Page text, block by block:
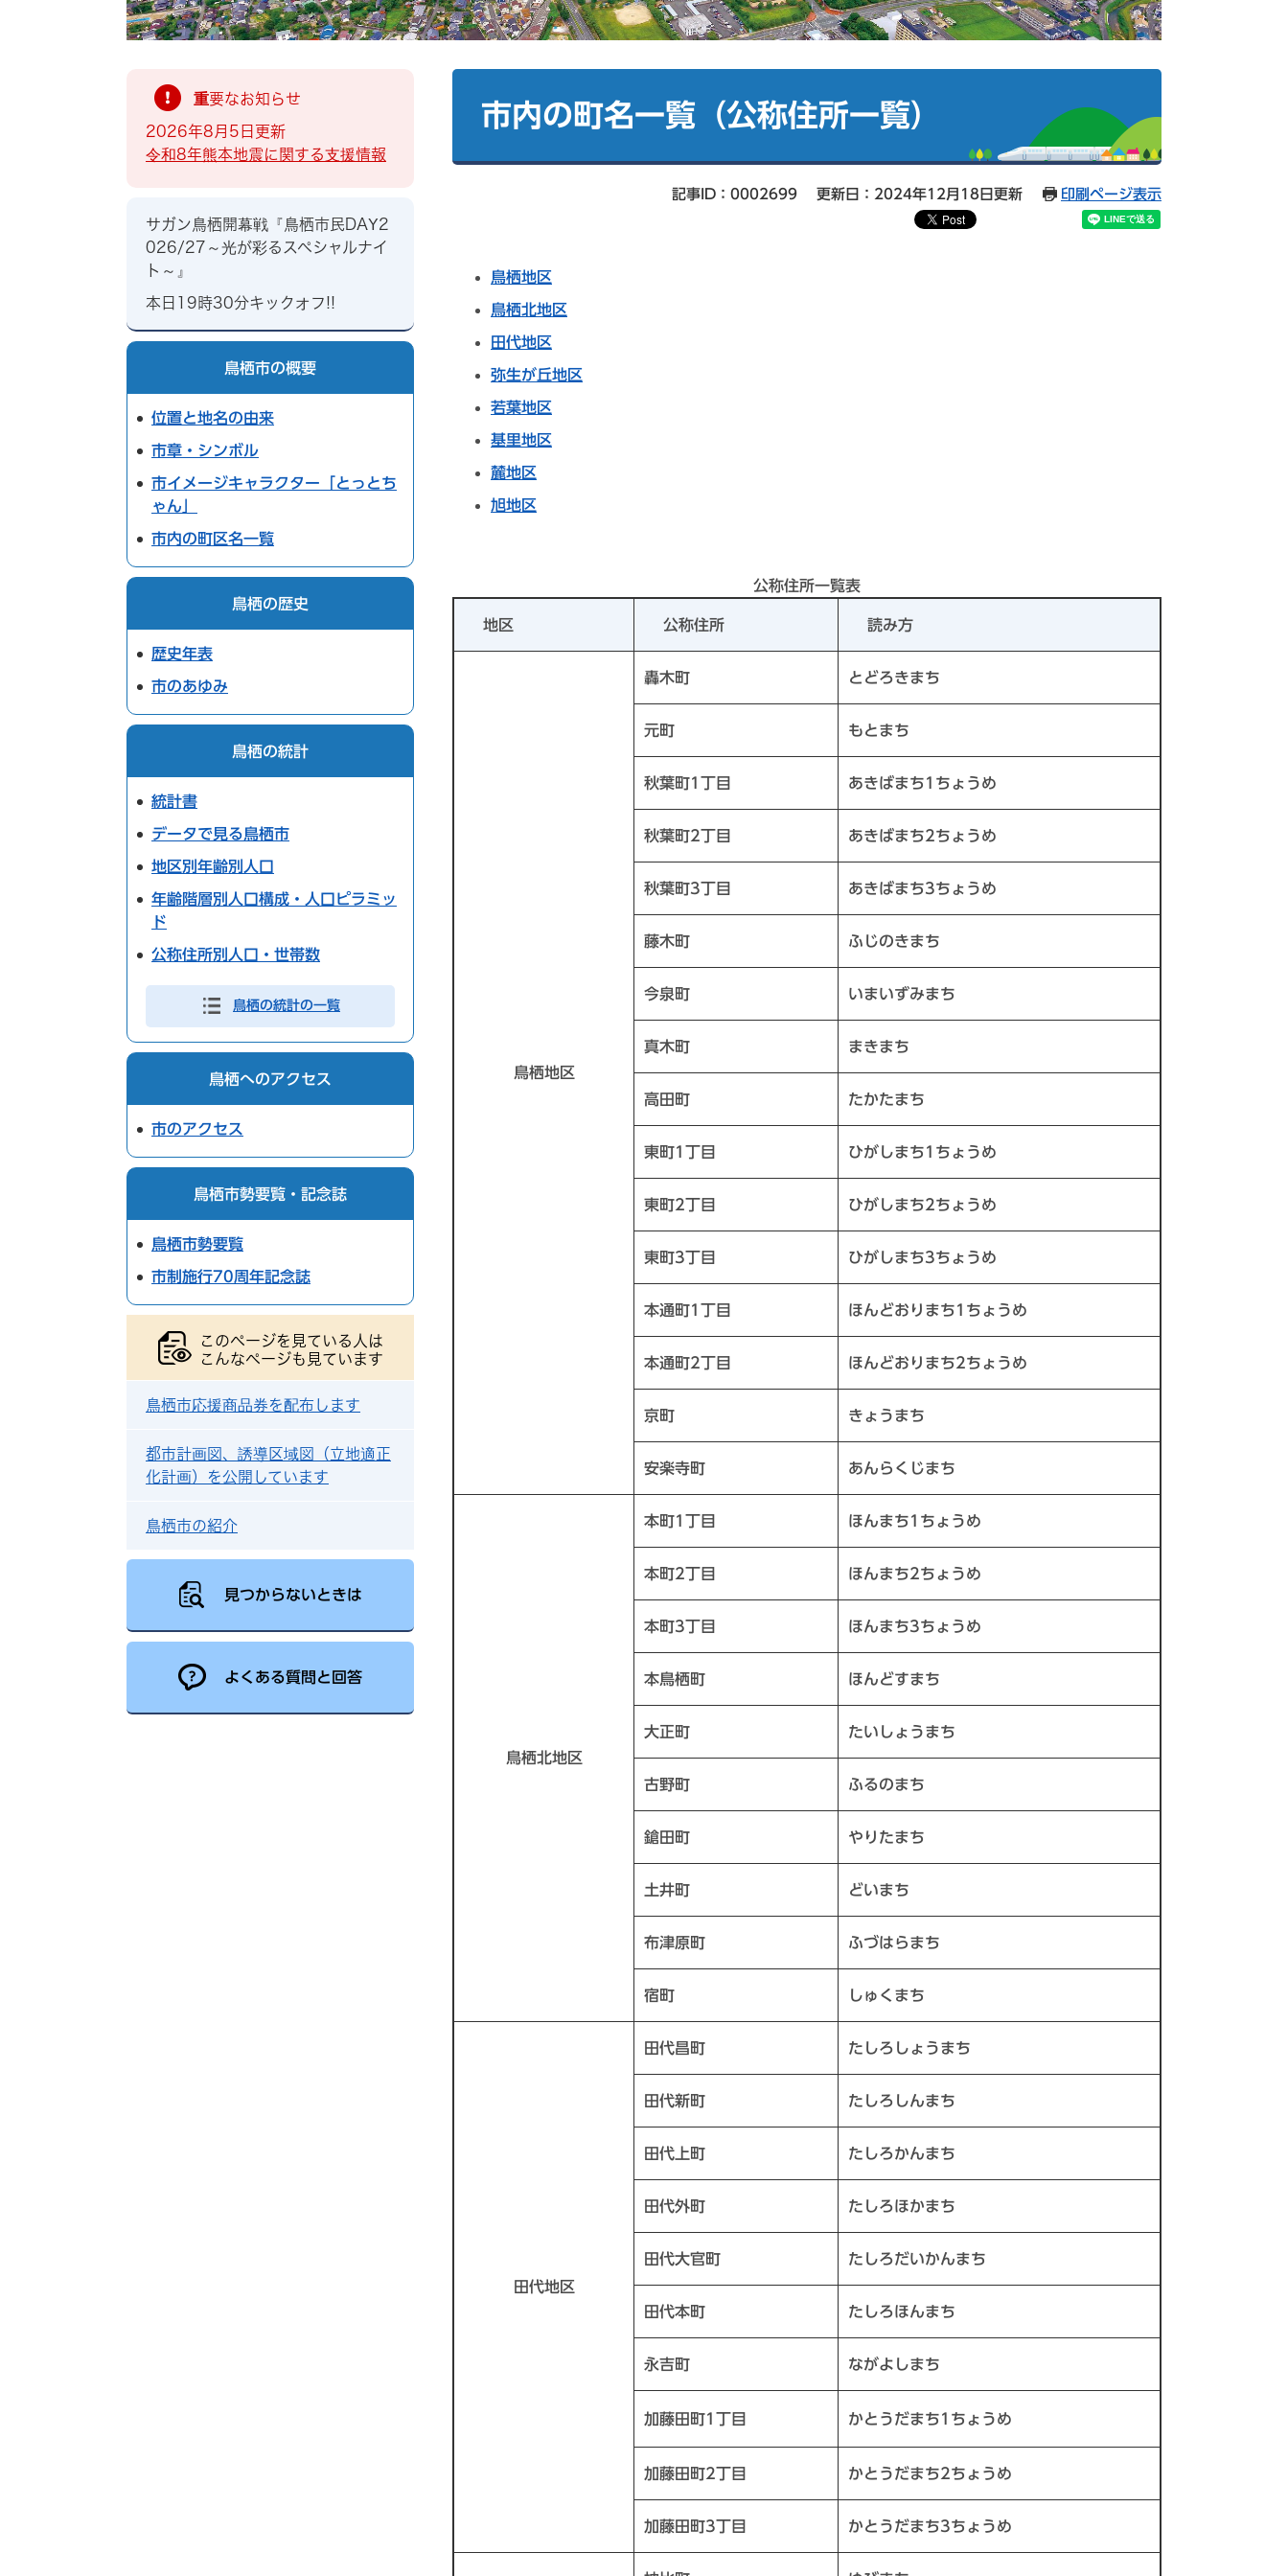
市内の町名一覧（公称住所一覧）
記事ID：0002699 更新日：2024年12月18日更新 印刷ページ表示
鳥栖地区
鳥栖北地区
田代地区
弥生が丘地区
若葉地区
基里地区
麓地区
旭地区
公称住所一覧表
地区 公称住所 読み方
鳥栖地区
轟木町 とどろきまち
元町 もとまち
秋葉町1丁目 あきばまち1ちょうめ
秋葉町2丁目 あきばまち2ちょうめ
秋葉町3丁目 あきばまち3ちょうめ
藤木町 ふじのきまち
今泉町 いまいずみまち
真木町 まきまち
高田町 たかたまち
東町1丁目 ひがしまち1ちょうめ
東町2丁目 ひがしまち2ちょうめ
東町3丁目 ひがしまち3ちょうめ
本通町1丁目 ほんどおりまち1ちょうめ
本通町2丁目 ほんどおりまち2ちょうめ
京町 きょうまち
安楽寺町 あんらくじまち
鳥栖北地区
本町1丁目 ほんまち1ちょうめ
本町2丁目 ほんまち2ちょうめ
本町3丁目 ほんまち3ちょうめ
本鳥栖町 ほんどすまち
大正町 たいしょうまち
古野町 ふるのまち
鎗田町 やりたまち
土井町 どいまち
布津原町 ふづはらまち
宿町 しゅくまち
田代地区
田代昌町 たしろしょうまち
田代新町 たしろしんまち
田代上町 たしろかんまち
田代外町 たしろほかまち
田代大官町 たしろだいかんまち
田代本町 たしろほんまち
永吉町 ながよしまち
加藤田町1丁目 かとうだまち1ちょうめ
加藤田町2丁目 かとうだまち2ちょうめ
加藤田町3丁目 かとうだまち3ちょうめ
重要なお知らせ
2026年8月5日更新
令和8年熊本地震に関する支援情報
サガン鳥栖開幕戦『鳥栖市民DAY2
026/27～光が彩るスペシャルナイ
ト～』
本日19時30分キックオフ!!
鳥栖市の概要
位置と地名の由来
市章・シンボル
市イメージキャラクター「とっとち
ゃん」
市内の町区名一覧
鳥栖の歴史
歴史年表
市のあゆみ
鳥栖の統計
統計書
データで見る鳥栖市
地区別年齢別人口
年齢階層別人口構成・人口ピラミッ
ド
公称住所別人口・世帯数
鳥栖の統計の一覧
鳥栖へのアクセス
市のアクセス
鳥栖市勢要覧・記念誌
鳥栖市勢要覧
市制施行70周年記念誌
このページを見ている人は
こんなページも見ています
鳥栖市応援商品券を配布します
都市計画図、誘導区域図（立地適正
化計画）を公開しています
鳥栖市の紹介
見つからないときは
よくある質問と回答